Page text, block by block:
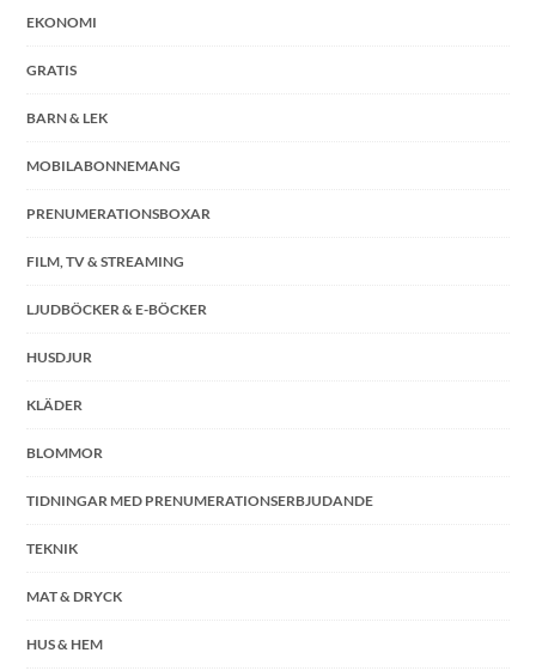
EKONOMI
GRATIS
BARN & LEK
MOBILABONNEMANG
PRENUMERATIONSBOXAR
FILM, TV & STREAMING
LJUDBÖCKER & E-BÖCKER
HUSDJUR
KLÄDER
BLOMMOR
TIDNINGAR MED PRENUMERATIONSERBJUDANDE
TEKNIK
MAT & DRYCK
HUS & HEM